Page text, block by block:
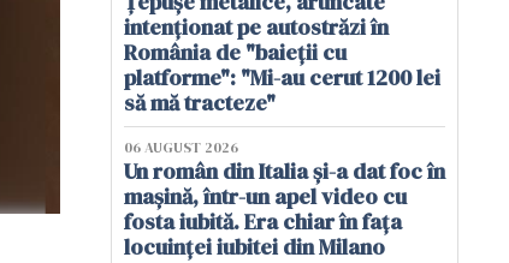
intenționat pe autostrăzi în
România de "baieții cu
platforme": "Mi-au cerut 1200 lei
să mă tracteze"
06 AUGUST 2026
Un român din Italia și-a dat foc în
mașină, într-un apel video cu
fosta iubită. Era chiar în fața
locuinței iubitei din Milano